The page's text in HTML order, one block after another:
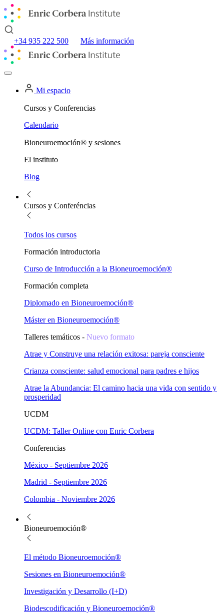
+34 935 222 500 Más información
Mi espacio
Cursos y Conferencias
Calendario
Bioneuroemoción® y sesiones
El instituto
Blog
Cursos y Conferéncias
Todos los cursos
Formación introductoria
Curso de Introducción a la Bioneuroemoción®
Formación completa
Diplomado en Bioneuroemoción®
Máster en Bioneuroemoción®
Talleres temáticos - Nuevo formato
Atrae y Construye una relación exitosa: pareja consciente
Crianza consciente: salud emocional para padres e hijos
Atrae la Abundancia: El camino hacia una vida con sentido y
prosperidad
UCDM
UCDM: Taller Online con Enric Corbera
Conferencias
México - Septiembre 2026
Madrid - Septiembre 2026
Colombia - Noviembre 2026
Bioneuroemoción®
El método Bioneuroemoción®
Sesiones en Bioneuroemoción®
Investigación y Desarrollo (I+D)
Biodescodificación y Bioneuroemoción®